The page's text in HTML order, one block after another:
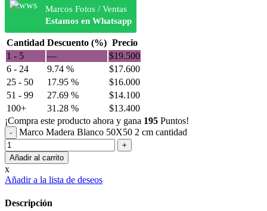
Marcos Fotos / Ventas
Estamos en Whatsapp
Cantidad Descuento (%) Precio
1 - 5
— $19.500
6 - 24
9.74 % $17.600
25 - 50
17.95 % $16.000
51 - 99
27.69 % $14.100
100+
31.28 % $13.400
¡Compra este producto ahora y gana 195 Puntos!
Marco Madera Blanco 50X50 2 cm cantidad
Añadir al carrito
x
Añadir a la lista de deseos
Descripción